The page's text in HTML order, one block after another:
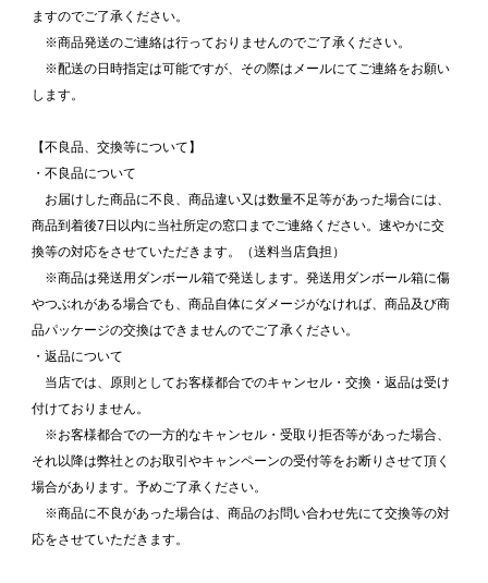
ますのでご了承ください。
※商品発送のご連絡は行っておりませんのでご了承ください。
※配送の日時指定は可能ですが、その際はメールにてご連絡をお願い
します。
【不良品、交換等について】
・不良品について
お届けした商品に不良、商品違い又は数量不足等があった場合には、
商品到着後7日以内に当社所定の窓口までご連絡ください。速やかに交
換等の対応をさせていただきます。（送料当店負担）
※商品は発送用ダンボール箱で発送します。発送用ダンボール箱に傷
やつぶれがある場合でも、商品自体にダメージがなければ、商品及び商
品パッケージの交換はできませんのでご了承ください。
・返品について
当店では、原則としてお客様都合でのキャンセル・交換・返品は受け
付けておりません。
※お客様都合での一方的なキャンセル・受取り拒否等があった場合、
それ以降は弊社とのお取引やキャンペーンの受付等をお断りさせて頂く
場合があります。予めご了承ください。
※商品に不良があった場合は、商品のお問い合わせ先にて交換等の対
応をさせていただきます。